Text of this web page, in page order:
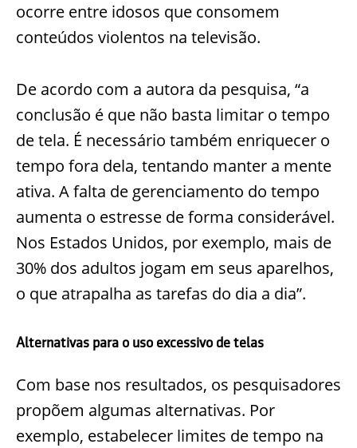
ocorre entre idosos que consomem
conteúdos violentos na televisão.
De acordo com a autora da pesquisa, “a
conclusão é que não basta limitar o tempo
de tela. É necessário também enriquecer o
tempo fora dela, tentando manter a mente
ativa. A falta de gerenciamento do tempo
aumenta o estresse de forma considerável.
Nos Estados Unidos, por exemplo, mais de
30% dos adultos jogam em seus aparelhos,
o que atrapalha as tarefas do dia a dia”.
Alternativas para o uso excessivo de telas
Com base nos resultados, os pesquisadores
propõem algumas alternativas. Por
exemplo, estabelecer limites de tempo na